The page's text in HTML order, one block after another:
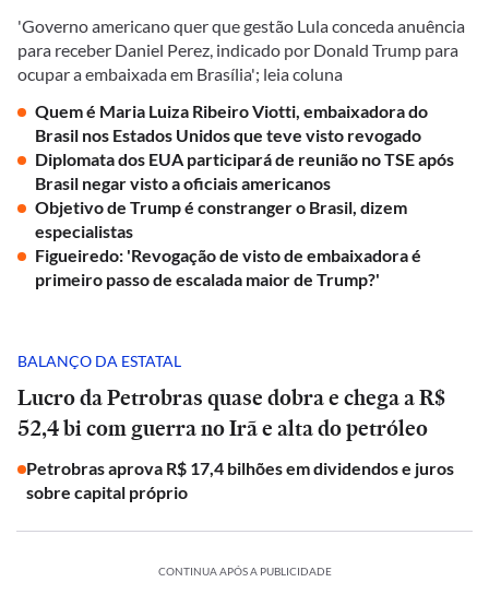
'Governo americano quer que gestão Lula conceda anuência
para receber Daniel Perez, indicado por Donald Trump para
ocupar a embaixada em Brasília'; leia coluna
Quem é Maria Luiza Ribeiro Viotti, embaixadora do
Brasil nos Estados Unidos que teve visto revogado
Diplomata dos EUA participará de reunião no TSE após
Brasil negar visto a oficiais americanos
Objetivo de Trump é constranger o Brasil, dizem
especialistas
Figueiredo: 'Revogação de visto de embaixadora é
primeiro passo de escalada maior de Trump?'
BALANÇO DA ESTATAL
Lucro da Petrobras quase dobra e chega a R$
52,4 bi com guerra no Irã e alta do petróleo
Petrobras aprova R$ 17,4 bilhões em dividendos e juros
sobre capital próprio
CONTINUA APÓS A PUBLICIDADE